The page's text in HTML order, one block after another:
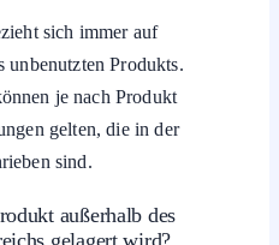
sich immer auf
unbenutzten Produkts.
je nach Produkt
gelten, die in der
sind.
außerhalb des
gelagert wird?